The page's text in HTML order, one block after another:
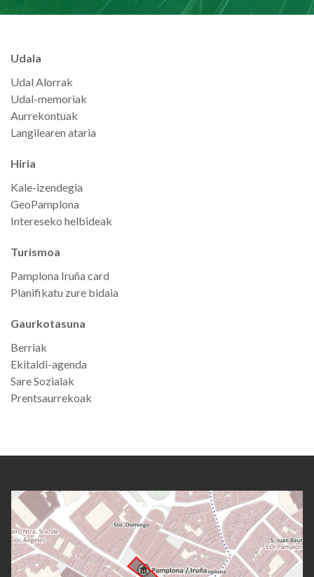
Udala
Udal Alorrak
Udal-memoriak
Aurrekontuak
Langilearen ataria
Hiria
Kale-izendegia
GeoPamplona
Intereseko helbideak
Turismoa
Pamplona Iruña card
Planifikatu zure bidaia
Gaurkotasuna
Berriak
Ekitaldi-agenda
Sare Sozialak
Prentsaurrekoak